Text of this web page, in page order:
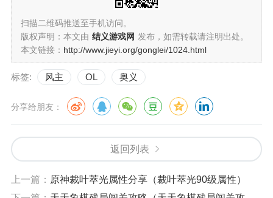
扫描二维码推送至手机访问。
版权声明：本文由 结义游戏网 发布，如需转载请注明出处。
本文链接： http://www.jieyi.org/gonglei/1024.html
标签: 风主 OL 奥义
分享给朋友：
返回列表
上一篇： 原神裁叶萃光属性分享（裁叶萃光90级属性）